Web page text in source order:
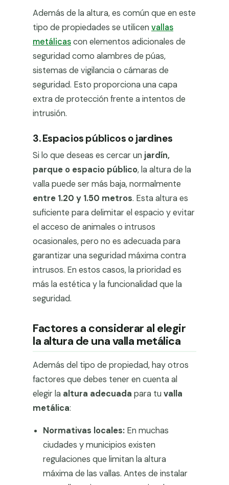
Además de la altura, es común que en este
tipo de propiedades se utilicen vallas
metálicascon elementos adicionales de
seguridad como alambres de púas,
sistemas de vigilancia o cámaras de
seguridad. Esto proporciona una capa
extra de protección frente a intentos de
intrusión.
3. Espacios públicos o jardines
Si lo que deseas es cercar un jardín,
parque o espacio público, la altura de la
valla puede ser más baja, normalmente
entre 1.20 y 1.50 metros. Esta altura es
suficiente para delimitar el espacio y evitar
el acceso de animales o intrusos
ocasionales, pero no es adecuada para
garantizar una seguridad máxima contra
intrusos. En estos casos, la prioridad es
más la estética y la funcionalidad que la
seguridad.
Factores a considerar al elegir
la altura de una valla metálica
Además del tipo de propiedad, hay otros
factores que debes tener en cuenta al
elegir la altura adecuada para tu valla
metálica:
Normativas locales: En muchas
ciudades y municipios existen
regulaciones que limitan la altura
máxima de las vallas. Antes de instalar